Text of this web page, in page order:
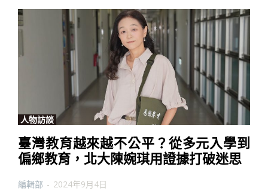
人物訪談
臺灣教育越來越不公平？從多元入學到
偏鄉教育，北大陳婉琪用證據打破迷思
編輯部 - 2024年9月4日